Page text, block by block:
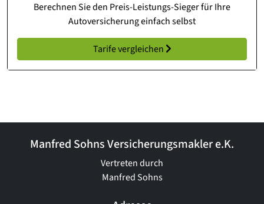
Berechnen Sie den Preis-Leistungs-Sieger für Ihre
Autoversicherung einfach selbst
Tarife vergleichen
Manfred Sohns Versicherungsmakler e.K.
Vertreten durch
Manfred Sohns